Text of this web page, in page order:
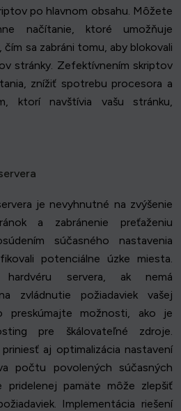
po hlavnom obsahu. Môžete
načítanie, ktoré umožňuje
sa zabráni tomu, aby blokovali
stránky. Zefektívnením skriptov
znížiť spotrebu procesora a
ktorí navštívia vašu stránku,
je nevyhnutné na zvýšenie
a zabránenie preťaženiu
súčasného nastavenia
potenciálne úzke miesta.
hardvéru servera, ak nemá
zvládnutie požiadaviek vašej
preskúmajte možnosti, ako je
pre škálovateľné zdroje.
aj optimalizácia nastavení
počtu povolených súčasných
pridelenej pamäte môže zlepšiť
Implementácia riešení